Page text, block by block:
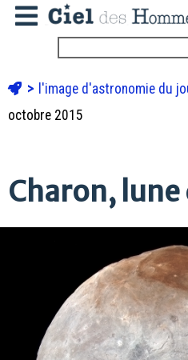
l'image d'astronomie du
octobre 2015
Charon,